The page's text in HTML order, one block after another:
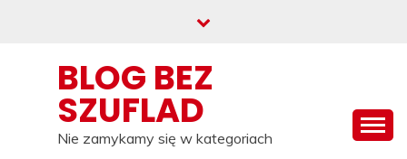
BLOG BEZ
SZUFLAD
Nie zamykamy się w kategoriach